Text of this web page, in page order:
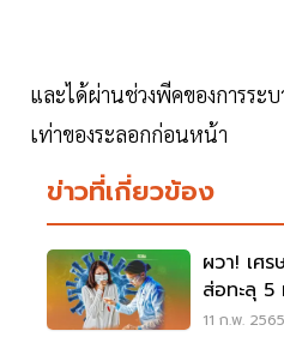
และได้ผ่านช่วงพีคของการระ
เท่าของระลอกก่อนหน้า
ข่าวที่เกี่ยวข้อง
ผวา! เศ
ส่อทะลุ
สงกราน
11 ก.พ.